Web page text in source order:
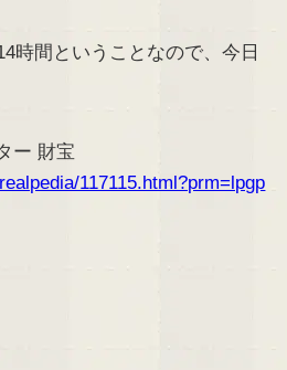
時間ということなので、今日
ー 財宝
117115.html?prm=lpgp